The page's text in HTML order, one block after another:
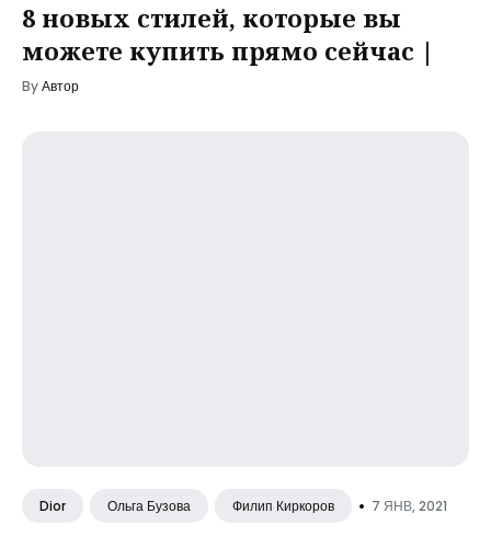
8 новых стилей, которые вы
можете купить прямо сейчас |
ByАвтор
Dior Ольга Бузова Филип Киркоров • 7 ЯНВ, 2021